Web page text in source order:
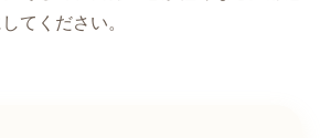
てください。